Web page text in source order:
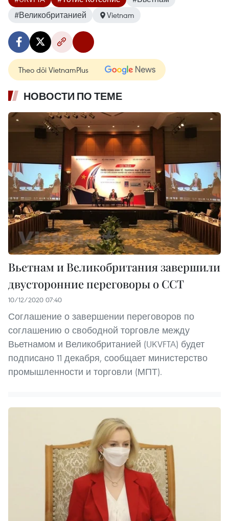
#Великобританией
Vietnam
Theo dõi VietnamPlus
НОВОСТИ ПО ТЕМЕ
Вьетнам и Великобритания завершили
двусторонние переговоры о ССТ
10/12/2020 07:40
Соглашение о завершении переговоров по
соглашению о свободной торговле между
Вьетнамом и Великобританией (UKVFTA) будет
подписано 11 декабря, сообщает министерство
промышленности и торговли (МПТ).